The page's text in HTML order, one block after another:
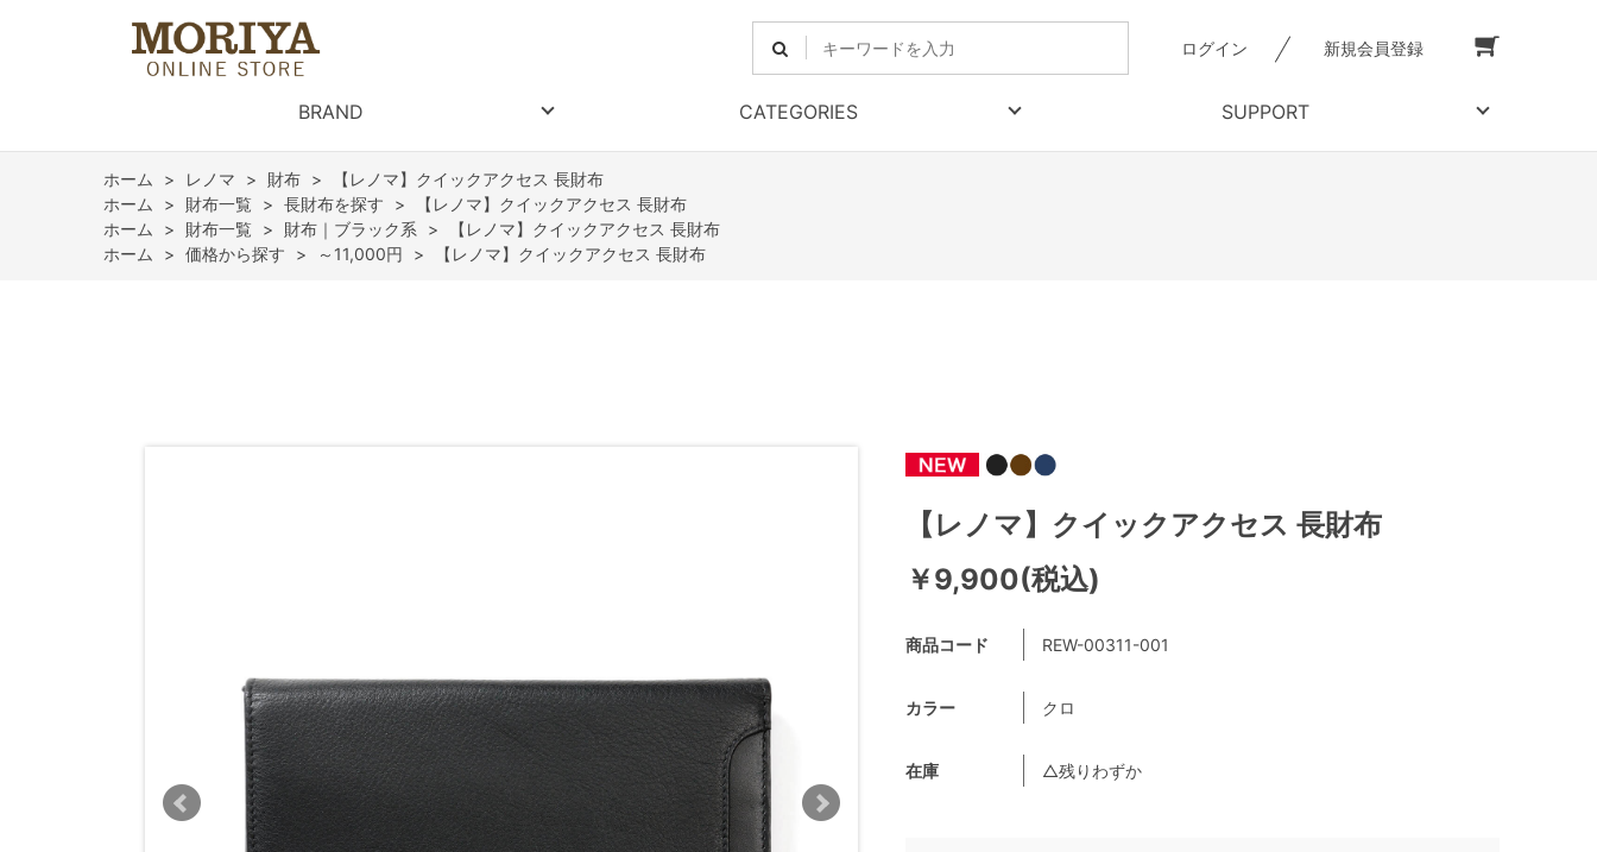
ログイン 新規会員登録
BRAND CATEGORIES SUPPORT
ホーム > レノマ > 財布 >
【レノマ】クイックアクセス 長財布
ホーム
> 財布一覧 > 長財布を探す >
【レノマ】クイックアクセス 長財布
ホーム
> 財布一覧 > 財布｜ブラック系 >
【レノマ】クイックアクセス 長財布
ホーム
> 価格から探す > ～11,000円 > 【レノマ】クイックアクセス 長財布
【レノマ】クイックアクセス 長財布
￥9,900(税込)
商品コード REW-00311-001
カラー クロ
在庫 △残りわずか